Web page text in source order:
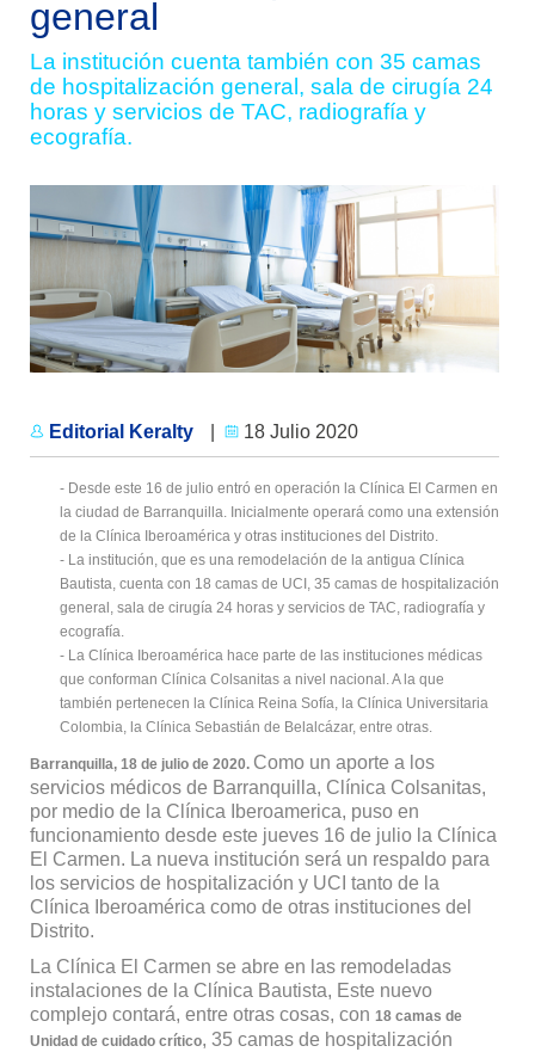
general
La institución cuenta también con 35 camas
de hospitalización general, sala de cirugía 24
horas y servicios de TAC, radiografía y
ecografía.
Editorial Keralty 18 Julio 2020
- Desde este 16 de julio entró en operación la Clínica El Carmen en
la ciudad de Barranquilla. Inicialmente operará como una extensión
de la Clínica Iberoamérica y otras instituciones del Distrito.
- La institución, que es una remodelación de la antigua Clínica
Bautista, cuenta con 18 camas de UCI, 35 camas de hospitalización
general, sala de cirugía 24 horas y servicios de TAC, radiografía y
ecografía.
- La Clínica Iberoamérica hace parte de las instituciones médicas
que conforman Clínica Colsanitas a nivel nacional. A la que
también pertenecen la Clínica Reina Sofía, la Clínica Universitaria
Colombia, la Clínica Sebastián de Belalcázar, entre otras.
Barranquilla, 18 de julio de 2020. Como un aporte a los
servicios médicos de Barranquilla, Clínica Colsanitas,
por medio de la Clínica Iberoamerica, puso en
funcionamiento desde este jueves 16 de julio la Clínica
El Carmen. La nueva institución será un respaldo para
los servicios de hospitalización y UCI tanto de la
Clínica Iberoamérica como de otras instituciones del
Distrito.
La Clínica El Carmen se abre en las remodeladas
instalaciones de la Clínica Bautista, Este nuevo
complejo contará, entre otras cosas, con 18 camas de
Unidad de cuidado crítico, 35 camas de hospitalización